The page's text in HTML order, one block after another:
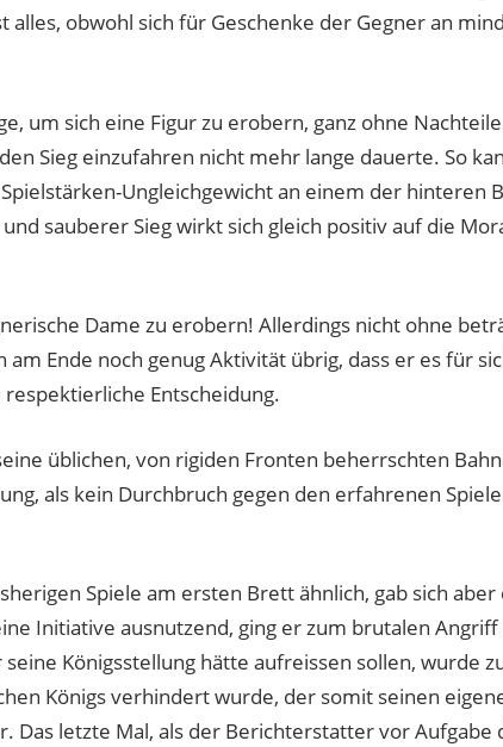
alles, obwohl sich für Geschenke der Gegner an
um sich eine Figur zu erobern, ganz ohne
Sieg einzufahren nicht mehr lange dauerte. So
Ungleichgewicht an einem der hinteren
sauberer Sieg wirkt sich gleich positiv auf die
Dame zu erobern! Allerdings nicht ohne
am Ende noch genug Aktivität übrig, dass er es für
Entscheidung.
üblichen, von rigiden Fronten beherrschten
als kein Durchbruch gegen den erfahrenen
Spiele am ersten Brett ähnlich, gab sich
Initiative ausnutzend, ging er zum brutalen
Königsstellung hätte aufreissen sollen, wurde
Königs verhindert wurde, der somit seinen
Das letzte Mal, als der Berichterstatter vor Aufgabe